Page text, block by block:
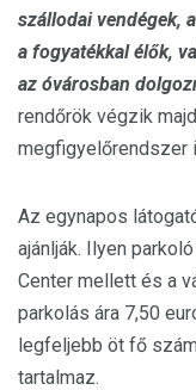
szállodai vendégek,
a fogyatékkal élők,
az óvárosban
rendőrök végzik
megfigyelőrendszer
Az egynapos
ajánlják. Ilyen
Center mellett és a
parkolás ára 7,50
legfeljebb öt fő
tartalmaz.